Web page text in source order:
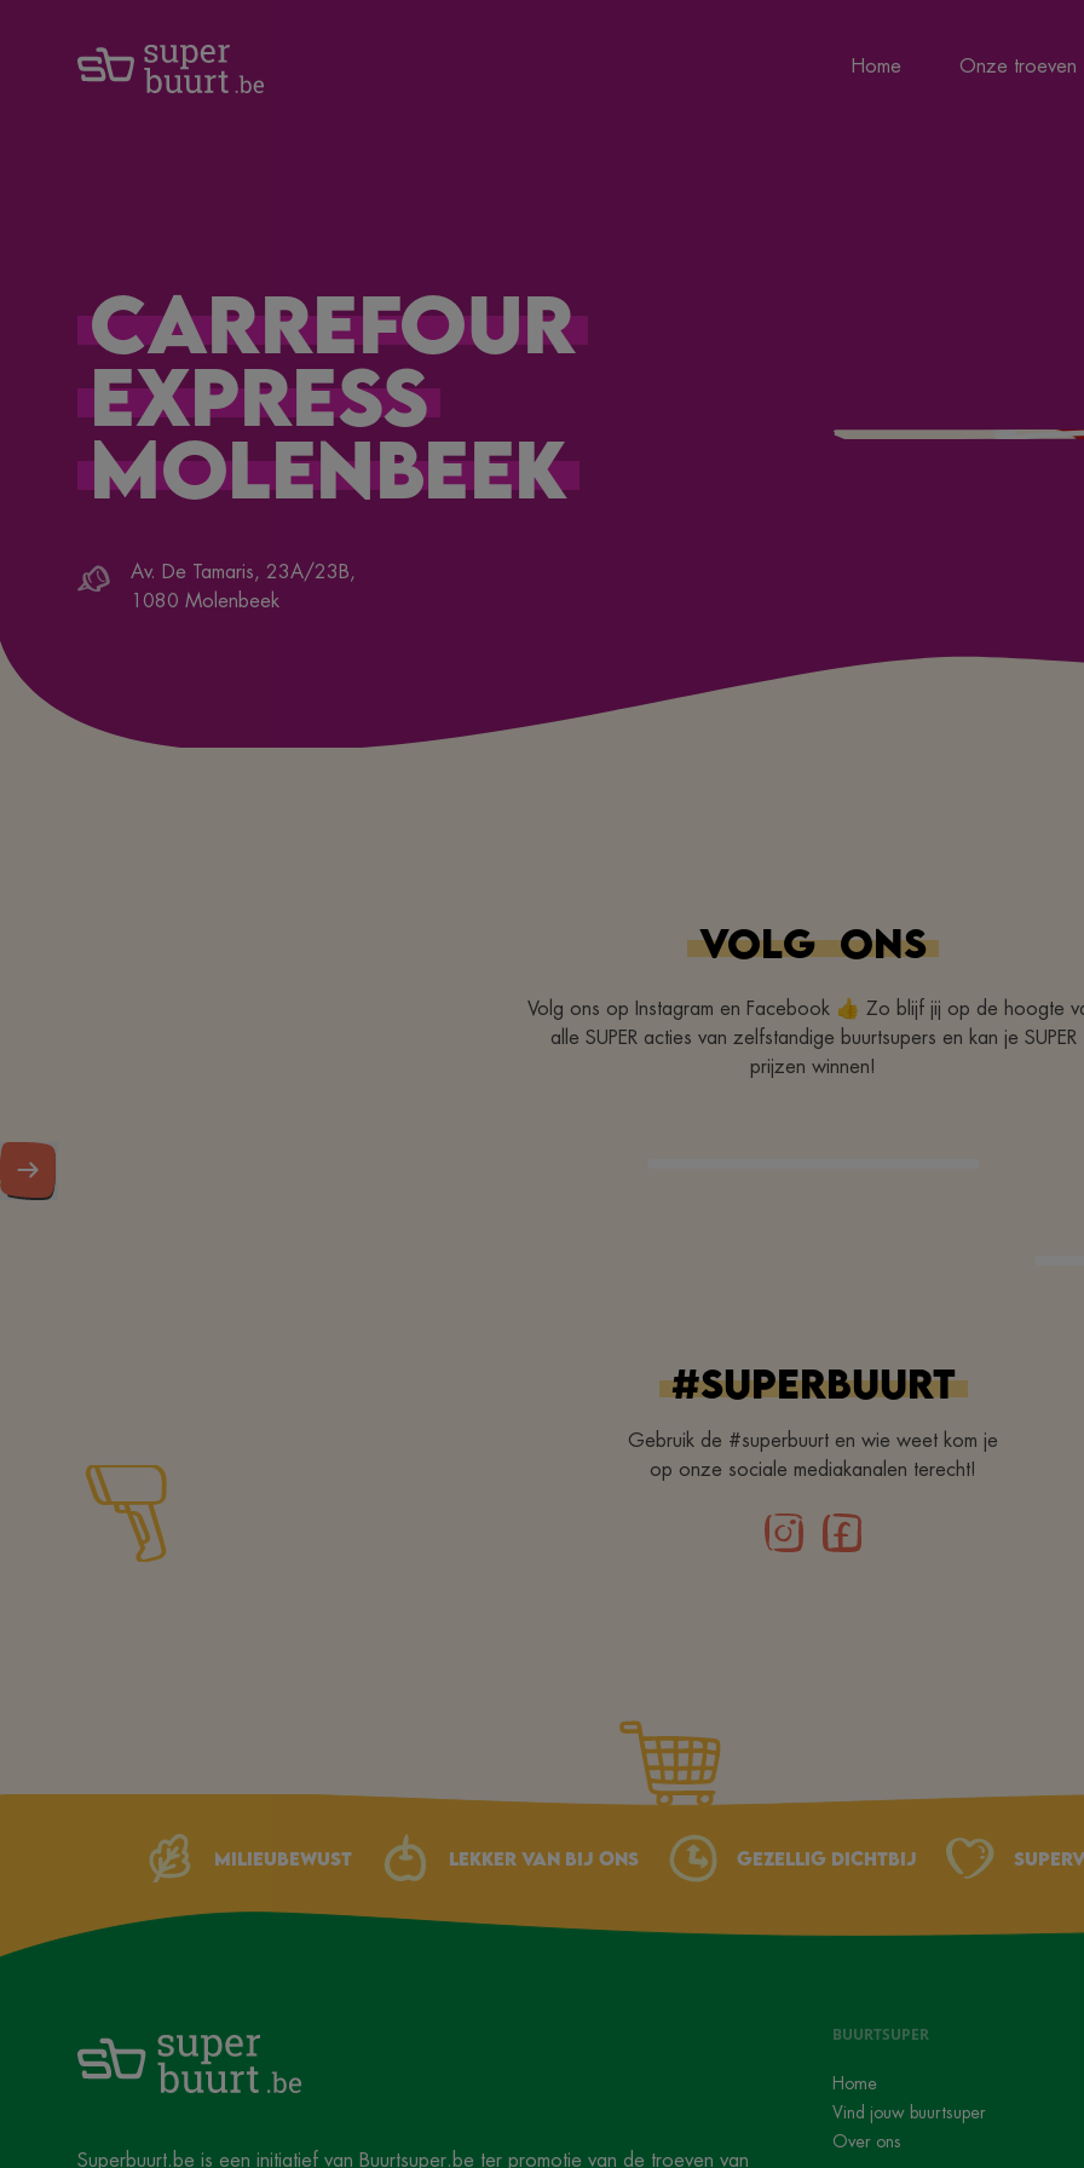
Home Onze troeven
Carrefour
Express
Molenbeek
Av. De Tamaris, 23A/23B,
1080 Molenbeek
VOLG ONS
Volg ons op Instagram en Facebook 👍 Zo blijf jij op de hoogte
alle SUPER acties van zelfstandige buurtsupers en kan je SUPER
prijzen winnen!
#superbuurt
Gebruik de #superbuurt en wie weet kom je
op onze sociale mediakanalen terecht!
Milieubewust Lekker van bij ons Gezellig dichtbij
Superbuurt.be is een initiatief van Buurtsuper.be ter promotie van de troeven van
BUURTSUPER
Home
Vind jouw buurtsuper
Over ons